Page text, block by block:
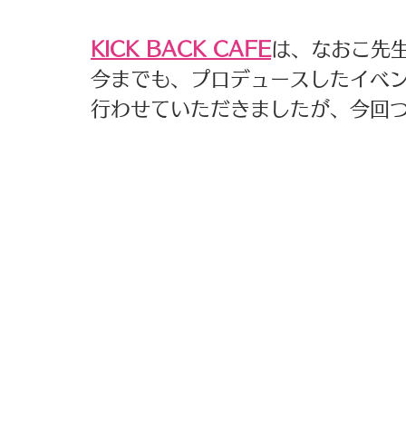
KICK BACK CAFEは、なおこ先
今までも、プロデュースしたイ
行わせていただきましたが、今回